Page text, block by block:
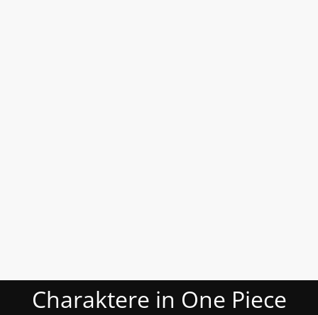
Charaktere in One Piece